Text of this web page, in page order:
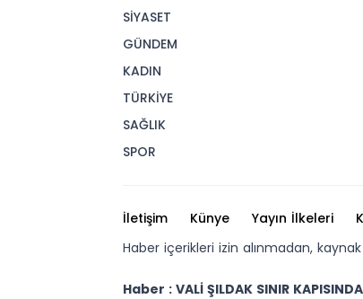
SİYASET
GÜNDEM
KADIN
TÜRKİYE
SAĞLIK
SPOR
İletişim Künye Yayın İlkeleri
Haber içerikleri izin alınmadan,
Haber : VALİ ŞILDAK SINIR